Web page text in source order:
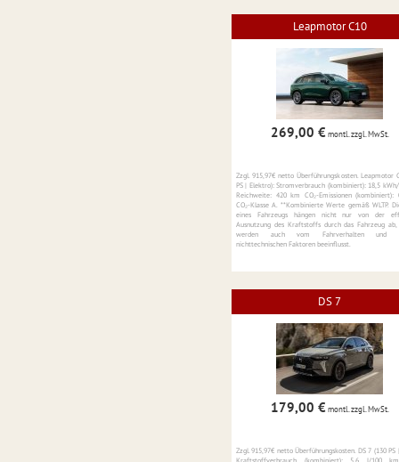
Leapmotor C10
269,00 €montl. zzgl. MwSt.
Zzgl. 915,97€ netto Überführungskosten. Leapmotor
PS | Elektro): Stromverbrauch (kombiniert): 18,5
Reichweite: 420 km CO₂-Emissionen (kombiniert):
CO₂-Klasse A. **Kombinierte Werte gemäß WLTP.
eines Fahrzeugs hängen nicht nur von der
Ausnutzung des Kraftstoffs durch das Fahrzeug ab,
werden auch vom Fahrverhalten und
nichttechnischen Faktoren beeinflusst.
DS 7
179,00 €montl. zzgl. MwSt.
Zzgl. 915,97€ netto Überführungskosten. DS 7 (130 PS
Kraftstoffverbrauch (kombiniert): 5,6 l/100